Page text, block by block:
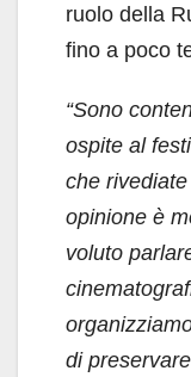
ruolo della
fino a poco
“Sono
ospite al
che
opinione è
voluto
di